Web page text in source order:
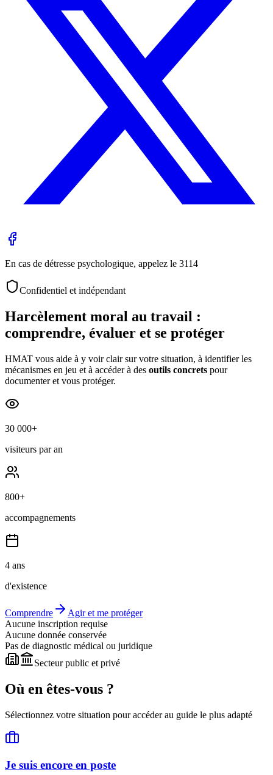
En cas de détresse psychologique, appelez le 3114
Confidentiel et indépendant
Harcèlement moral au travail :
comprendre, évaluer et se protéger
HMAT vous aide à y voir clair sur votre situation, à identifier les
mécanismes en jeu et à accéder à des outils concrets pour
documenter et vous protéger.
30 000+
visiteurs par an
800+
accompagnements
4 ans
d'existence
Comprendre
Agir et me protéger
Aucune inscription requise
Aucune donnée conservée
Pas de diagnostic médical ou juridique
Secteur public et privé
Où en êtes-vous ?
Sélectionnez votre situation pour accéder au guide le plus adapté
Je suis encore en poste